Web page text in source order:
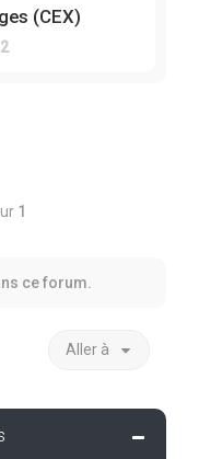
(CEX)
2
1
ce forum.
Aller à